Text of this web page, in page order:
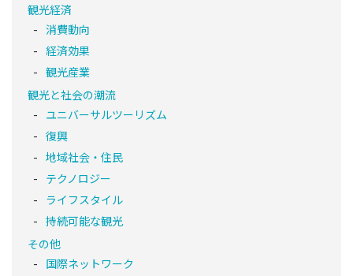
観光経済
消費動向
経済効果
観光産業
観光と社会の潮流
ユニバーサルツーリズム
復興
地域社会・住民
テクノロジー
ライフスタイル
持続可能な観光
その他
国際ネットワーク